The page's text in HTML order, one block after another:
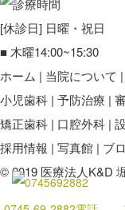
[休診日] 日曜・祝日
■木曜14:00~15:30
ホーム
当院について
小児歯科 予防治療
矯正歯科
口腔外科
採用情報
写真館 ブ
©️ 2019 医療法人K&D